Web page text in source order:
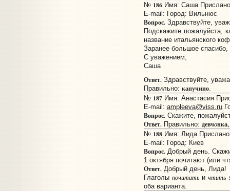
№ 186Имя: Саша
E-mail: Город: Вильнюс
Вопрос.Здравствуйте,
Подскажите пожалуйста,
название итальянского
Заранее большое спасибо,
С уважением,
Саша
Ответ.Здравствуйте,
Правильно: капучино.
№ 187Имя: Анастасия
E-mail: ampleeva@viss.ru
Вопрос.Скажите,
Ответ.Правильно: девчонка,
№ 188Имя: Лида
E-mail: Город: Киев
Вопрос.Добрый день.
1 октября почитают (или
Ответ.Добрый день, Лида!
Глаголы почитатьичтить
оба варианта.